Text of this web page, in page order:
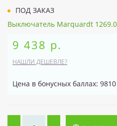
ПОД ЗАКАЗ
Выключатель Marquardt
9 438 р.
НАШЛИ ДЕШЕВЛЕ?
Цена в бонусных баллах: 9810